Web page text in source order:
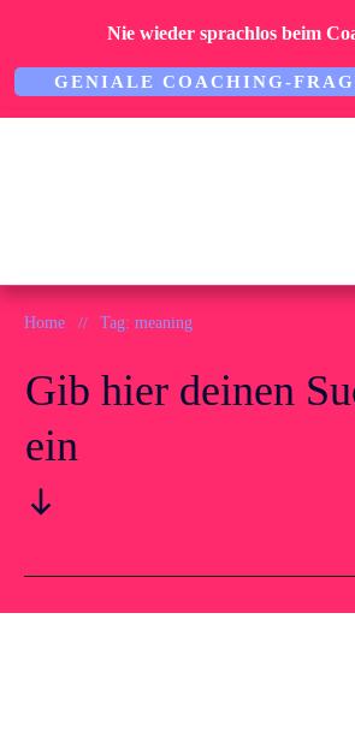
Nie wieder sprachlos beim
GENIALE COACHING-
Home // Tag: meaning
Gib hier deinen
ein